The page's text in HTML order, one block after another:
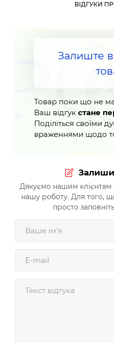
ВІДГУКИ
Залиште
Товар поки що не
Ваш відгук стане
Поділіться своїми
враженнями щодо
Дякуємо нашим клієнтам
нашу роботу. Для того,
просто